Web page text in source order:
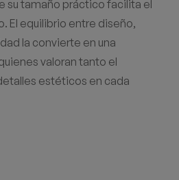
su tamaño práctico facilita el
El equilibrio entre diseño,
la convierte en una
valoran tanto el
estéticos en cada